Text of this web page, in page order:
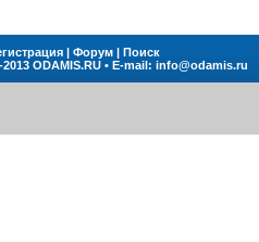
| Форум | Поиск
ODAMIS.RU • E-mail: info@odamis.ru